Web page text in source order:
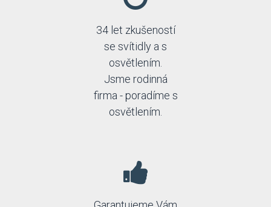
34 let zkušeností
se svítidly a s
osvětlením.
Jsme rodinná
firma - poradíme s
osvětlením.